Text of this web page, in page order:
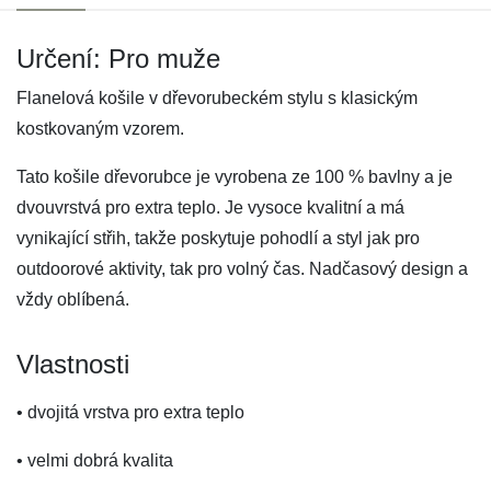
Určení: Pro muže
Flanelová košile v dřevorubeckém stylu s klasickým
kostkovaným vzorem.
Tato košile dřevorubce je vyrobena ze 100 % bavlny a je
dvouvrstvá pro extra teplo. Je vysoce kvalitní a má
vynikající střih, takže poskytuje pohodlí a styl jak pro
outdoorové aktivity, tak pro volný čas. Nadčasový design a
vždy oblíbená.
Vlastnosti
• dvojitá vrstva pro extra teplo
• velmi dobrá kvalita